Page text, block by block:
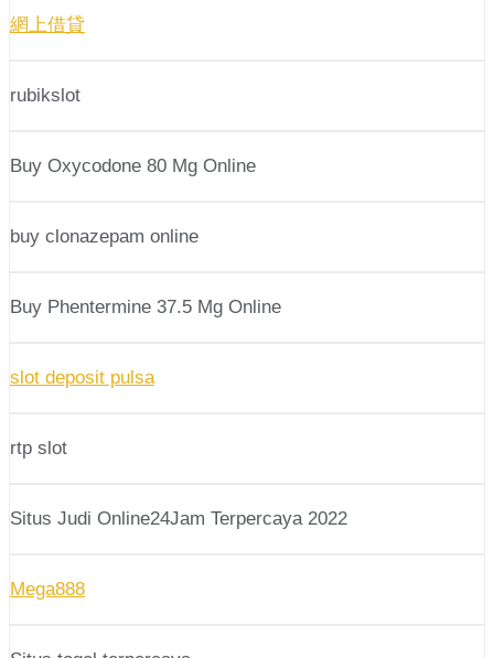
網上借貸
rubikslot
Buy Oxycodone 80 Mg Online
buy clonazepam online
Buy Phentermine 37.5 Mg Online
slot deposit pulsa
rtp slot
Situs Judi Online24Jam Terpercaya 2022
Mega888